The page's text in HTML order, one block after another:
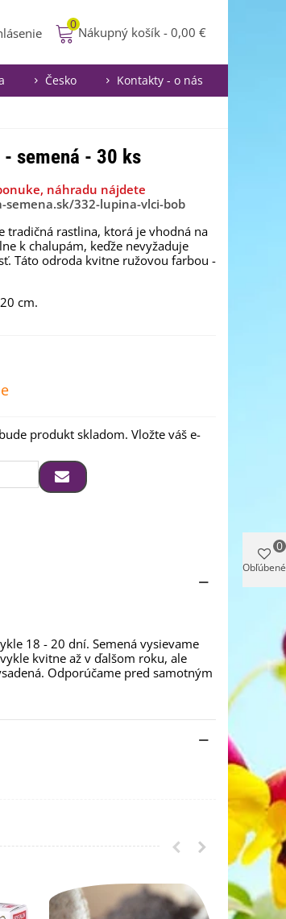
0
Nákupný košík - 0,00 €
Česko Kontakty - o nás
semená - 30 ks
náhradu nájdete
semena.sk/332-lupina-vlci-bob
tradičná rastlina, ktorá je vhodná na
k chalupám, keďže nevyžaduje
Táto odroda kvitne ružovou farbou -
cm.
produkt skladom. Vložte váš e-
18 - 20 dní. Semená vysievame
kvitne až v ďalšom roku, ale
Odporúčame pred samotným
Obľúbené
0